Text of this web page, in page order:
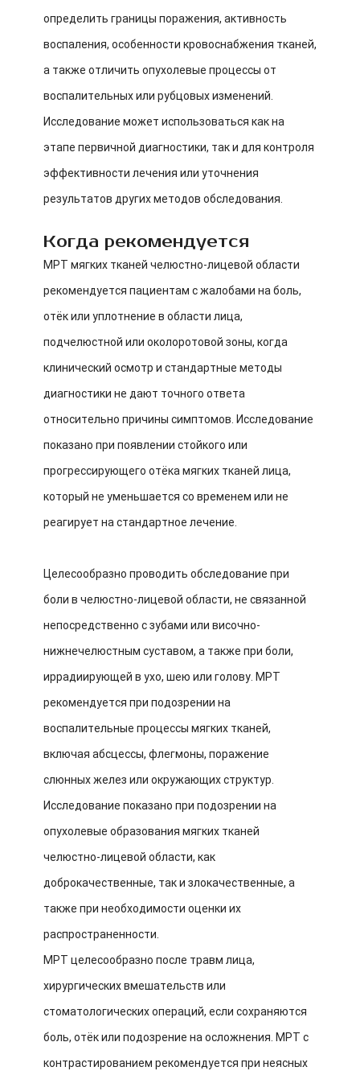
определить границы поражения, активность
воспаления, особенности кровоснабжения тканей,
а также отличить опухолевые процессы от
воспалительных или рубцовых изменений.
Исследование может использоваться как на
этапе первичной диагностики, так и для контроля
эффективности лечения или уточнения
результатов других методов обследования.
Когда рекомендуется
МРТ мягких тканей челюстно-лицевой области
рекомендуется пациентам с жалобами на боль,
отёк или уплотнение в области лица,
подчелюстной или околоротовой зоны, когда
клинический осмотр и стандартные методы
диагностики не дают точного ответа
относительно причины симптомов. Исследование
показано при появлении стойкого или
прогрессирующего отёка мягких тканей лица,
который не уменьшается со временем или не
реагирует на стандартное лечение.
Целесообразно проводить обследование при
боли в челюстно-лицевой области, не связанной
непосредственно с зубами или височно-
нижнечелюстным суставом, а также при боли,
иррадиирующей в ухо, шею или голову. МРТ
рекомендуется при подозрении на
воспалительные процессы мягких тканей,
включая абсцессы, флегмоны, поражение
слюнных желез или окружающих структур.
Исследование показано при подозрении на
опухолевые образования мягких тканей
челюстно-лицевой области, как
доброкачественные, так и злокачественные, а
также при необходимости оценки их
распространенности.
МРТ целесообразно после травм лица,
хирургических вмешательств или
стоматологических операций, если сохраняются
боль, отёк или подозрение на осложнения. МРТ с
контрастированием рекомендуется при неясных